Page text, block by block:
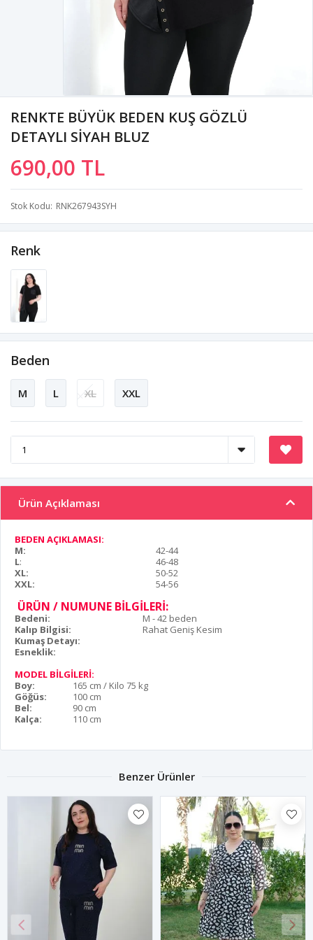
RENKTE BÜYÜK BEDEN KUŞ GÖZLÜ
DETAYLI SİYAH BLUZ
690,00 TL
Stok Kodu RNK267943SYH
Renk
Beden
M L XL XXL
Ürün Açıklaması
BEDEN AÇIKLAMASI:
M:
42-44
L:
46-48
XL:
50-52
XXL:
54-56
ÜRÜN / NUMUNE BİLGİLERİ:
Bedeni:
M - 42 beden
Kalıp Bilgisi:
Rahat Geniş Kesim
Kumaş Detayı:
Esneklik:
MODEL BİLGİLERİ:
Boy:
165 cm / Kilo 75 kg
Göğüs:
100 cm
Bel:
90 cm
Kalça:
110 cm
Benzer Ürünler